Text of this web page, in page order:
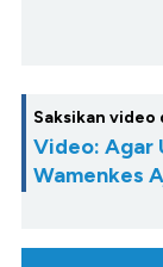
Saksikan video
Video: Agar
Wamenkes